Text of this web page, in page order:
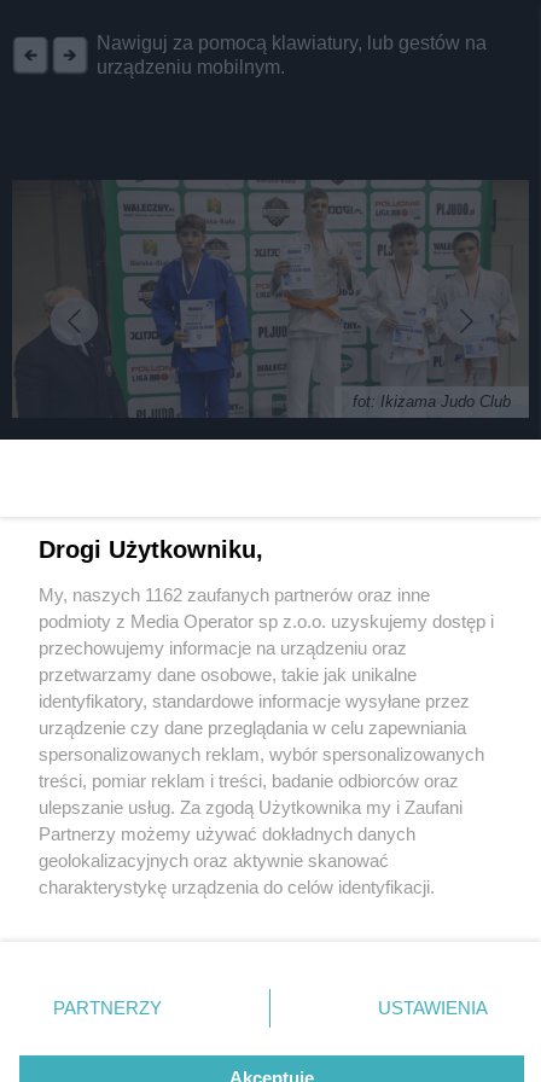
Nawiguj za pomocą klawiatury, lub gestów na
urządzeniu mobilnym.
fot: Ikizama Judo Club
Mistrzostwach Śląska. Nie raz stanęli na podium
3 / 7
Zawodnicy z Ikizama Judo
Club
Wydawca mediów lokalnych
Nie zapomnij
zapoznać się z:
polityką prywatności regulamin korzystania z portali
Twojemiasto
Piekary Śląskie
Chorzów
Tarnowskie Góry
Gliwice
Skontakuj sięz nami
Kontakt
Wydawca
Redakcja
Drogi Użytkowniku,
My, naszych 1162 zaufanych partnerów oraz inne
podmioty z Media Operator sp z.o.o. uzyskujemy dostęp i
przechowujemy informacje na urządzeniu oraz
przetwarzamy dane osobowe, takie jak unikalne
identyfikatory, standardowe informacje wysyłane przez
urządzenie czy dane przeglądania w celu zapewniania
spersonalizowanych reklam, wybór spersonalizowanych
treści, pomiar reklam i treści, badanie odbiorców oraz
ulepszanie usług. Za zgodą Użytkownika my i Zaufani
Partnerzy możemy używać dokładnych danych
geolokalizacyjnych oraz aktywnie skanować
charakterystykę urządzenia do celów identyfikacji.
zmienić/wycofać klikając przycisk ustawień prywatności
znajdujący się w lewym dolnym rogu strony
rodzaje przetwarzania danych nie wymagają zgody
użytkownika, ale masz prawo sprzeciwić się takiemu
PARTNERZY USTAWIENIA
Akceptuję